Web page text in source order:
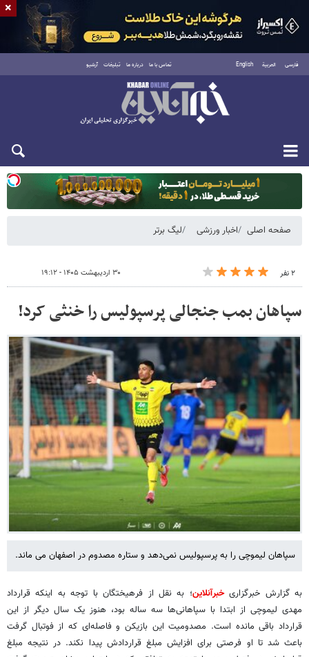
فارسی العربية English تماس با ما درباره ما تبلیغات آرشیو
یکشنبه ۱۸ مرداد ۱۴۰۵
صفحه اصلی اخبار ورزشی لیگ برتر
۲ نفر ۳۰ اردیبهشت ۱۴۰۵ - ۱۹:۱۲
سپاهان بمب جنجالی پرسپولیس را خنثی کرد!
سپاهان لیموچی را به پرسپولیس نمی‌دهد و ستاره مصدوم در اصفهان می ماند.
به گزارش خبرگزاریخبرآنلاین؛ به نقل از فرهیختگان با توجه به اینکه قرارداد
مهدی لیموچی از ابتدا با سپاهانی‌ها سه ساله بود، هنوز یک سال دیگر از این
قرارداد باقی مانده است. مصدومیت این بازیکن و فاصله‌ای که از فوتبال گرفت
باعث شد تا او فرصتی برای افزایش مبلغ قراردادش پیدا نکند. در نتیجه مبلغ
×